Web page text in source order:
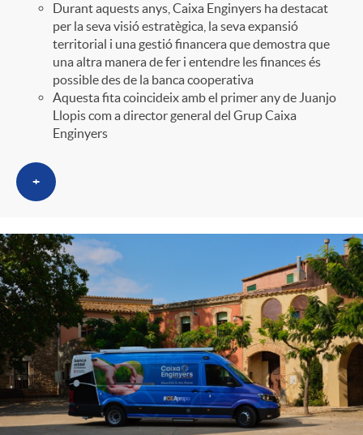
Durant aquests anys, Caixa Enginyers ha destacat
per la seva visió estratègica, la seva expansió
territorial i una gestió financera que demostra que
una altra manera de fer i entendre les finances és
possible des de la banca cooperativa
Aquesta fita coincideix amb el primer any de Juanjo
Llopis com a director general del Grup Caixa
Enginyers
+